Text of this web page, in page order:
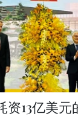
资13亿美元